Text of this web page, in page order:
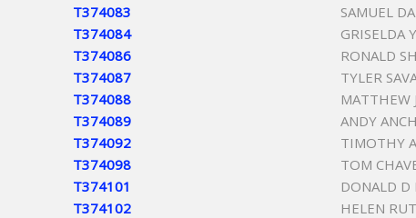
T374083
SAMUEL
T374084
GRISELDA
T374086
RONALD
T374087
TYLER
T374088
MATTHEW
T374089
ANDY
T374092
TIMOTHY
T374098
TOM
T374101
DONALD D
T374102
HELEN